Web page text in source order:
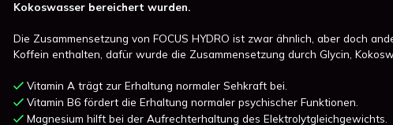
Kokoswasser bereichert wurden.
Die Zusammensetzung von FOCUS HYDRO ist zwar ähnlich, aber doch
Koffein enthalten, dafür wurde die Zusammensetzung durch Glycin,
Vitamin A trägt zur Erhaltung normaler Sehkraft bei.
Vitamin B6 fördert die Erhaltung normaler psychischer Funktionen.
Magnesium hilft bei der Aufrechterhaltung des Elektrolytgleichgewichts.